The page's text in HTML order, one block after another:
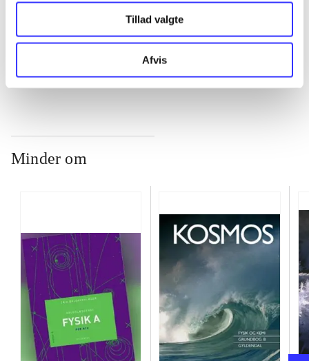
Tillad valgte
Afvis
Minder om